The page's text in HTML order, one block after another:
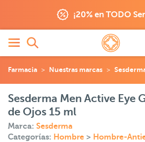
¡20% en TODO
Farmacia Nuestras marcas
Sesderma Men Active Eye
de Ojos 15 ml
Marca: Sesderma
Categorías: Hombre > Hombre-